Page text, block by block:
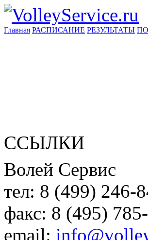
Главная РАСПИСАНИЕ РЕЗУЛЬТАТЫ
ССЫЛКИ
Волей Сервис
тел: 8 (499) 246-
факс: 8 (495)
email: